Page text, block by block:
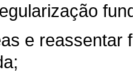
e reassentar